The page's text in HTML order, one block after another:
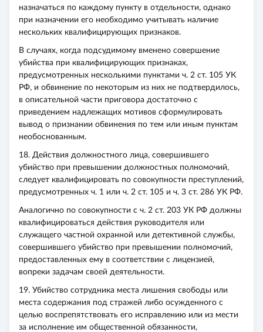
назначаться по каждому пункту в отдельности, однако
при назначении его необходимо учитывать наличие
нескольких квалифицирующих признаков.
В случаях, когда подсудимому вменено совершение
убийства при квалифицирующих признаках,
предусмотренных несколькими пунктами ч. 2 ст. 105 УК
РФ, и обвинение по некоторым из них не подтвердилось,
в описательной части приговора достаточно с
приведением надлежащих мотивов сформулировать
вывод о признании обвинения по тем или иным пунктам
необоснованным.
18. Действия должностного лица, совершившего
убийство при превышении должностных полномочий,
следует квалифицировать по совокупности преступлений,
предусмотренных ч. 1 или ч. 2 ст. 105 и ч. 3 ст. 286 УК РФ.
Аналогично по совокупности с ч. 2 ст. 203 УК РФ должны
квалифицироваться действия руководителя или
служащего частной охранной или детективной службы,
совершившего убийство при превышении полномочий,
предоставленных ему в соответствии с лицензией,
вопреки задачам своей деятельности.
19. Убийство сотрудника места лишения свободы или
места содержания под стражей либо осужденного с
целью воспрепятствовать его исправлению или из мести
за исполнение им общественной обязанности,